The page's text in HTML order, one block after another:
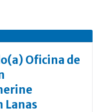
Oficina de
Lanas